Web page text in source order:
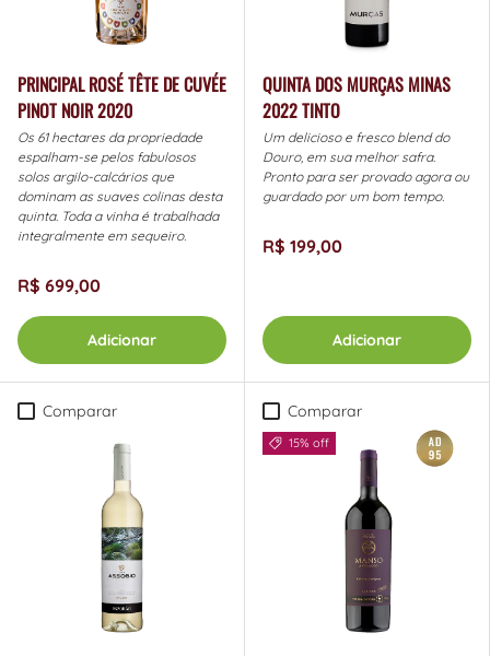
PRINCIPAL ROSÉ TÊTE DE CUVÉE
PINOT NOIR 2020
Os 61 hectares da propriedade
espalham-se pelos fabulosos
solos argilo-calcários que
dominam as suaves colinas desta
quinta. Toda a vinha é trabalhada
integralmente em sequeiro.
R$ 699,00
Adicionar
QUINTA DOS MURÇAS MINAS
2022 TINTO
Um delicioso e fresco blend do
Douro, em sua melhor safra.
Pronto para ser provado agora ou
guardado por um bom tempo.
R$ 199,00
Adicionar
Comparar Comparar
15% off